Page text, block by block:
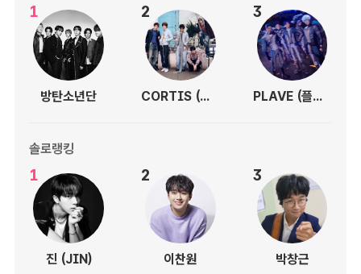
1
방탄소년단
2
CORTIS (코르티스)
3
PLAVE (플레이브)
솔로랭킹
1
진 (JIN)
2
이찬원
3
박창근